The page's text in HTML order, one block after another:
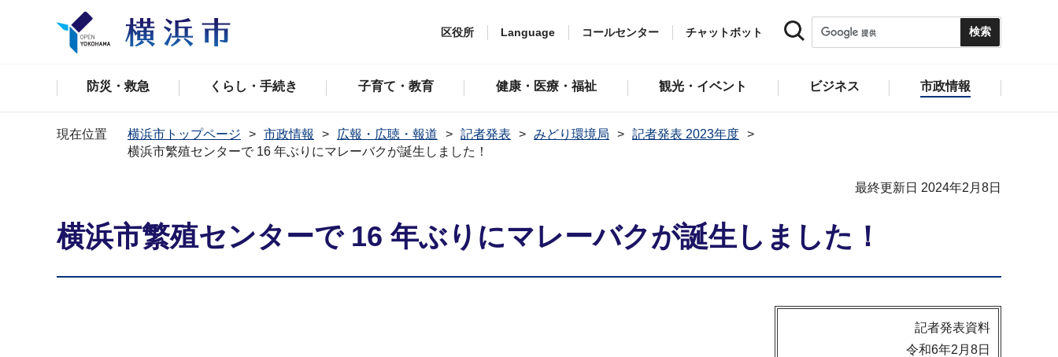
区役所 Language コールセンター チャットボット
防災・救急 くらし・手続き 子育て・教育 健康・医療・福祉 観光・イベント ビジネス 市政情報
現在位置 横浜市トップページ 市政情報 広報・広聴・報道 記者発表 みどり環境局
記者発表 2023年度
横浜市繁殖センターで 16 年ぶりにマレーバクが誕生しました！
最終更新日 2024年2月8日
横浜市繁殖センターで 16 年ぶりにマレーバクが誕生しました！
記者発表資料
令和6年2月8日